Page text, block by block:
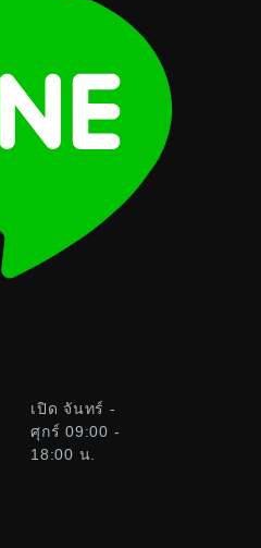
เปิด จันทร์ -
ศุกร์ 09:00 -
18:00 น.